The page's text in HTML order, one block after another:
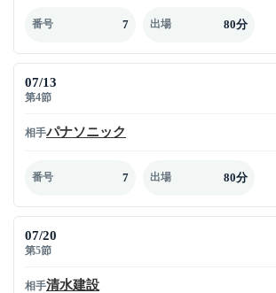
番号 7 出場 80分
07/13
第4節
相手パナソニック
番号 7 出場 80分
07/20
第5節
相手清水建設